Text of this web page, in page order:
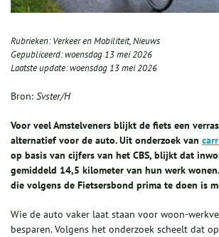
Rubrieken:Verkeer en Mobiliteit,Nieuws
Gepubliceerd:woensdag 13 mei 2026
Laatste update:woensdag 13 mei 2026
Bron: Svster/H
Voor veel Amstelveners blijkt de fiets een
alternatief voor de auto. Uit onderzoek van
op basis van cijfers van het CBS, blijkt dat
gemiddeld 14,5 kilometer van hun werk
die volgens de Fietsersbond prima te doen is
Wie de auto vaker laat staan voor woon-
besparen. Volgens het onderzoek scheelt dat